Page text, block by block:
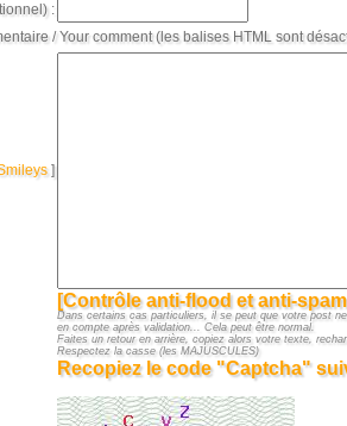
:
/ Your comment (les balises HTML sont
]
[Contrôle anti-flood et anti-
Dans certains cas particuliers, il se peut que votre post
en compte après validation... Cela peut être normal.
Faites un retour en arrière, copiez alors votre texte,
Respectez la casse (les MAJUSCULES)
Recopiez le code "Captcha"